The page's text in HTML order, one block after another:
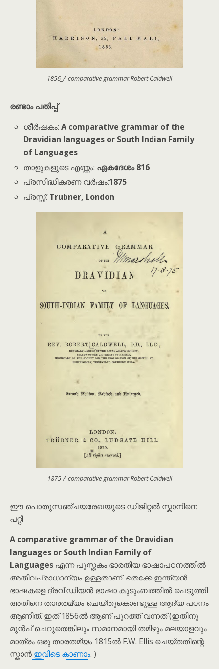
1856_A comparative grammar Robert Caldwell
രണ്ടാം പതിപ്പ്
ശീർഷകം:A comparative grammar of the
Dravidian languages or South Indian Family
of Languages
താളുകളുടെ എണ്ണം: ഏകദേശം 816
പ്രസിദ്ധീകരണ വർഷം:1875
പ്രസ്സ്:Trubner, London
1875-A comparative grammar Robert Caldwell
ഈ പൊതുസഞ്ചയരേഖയുടെ ഡിജിറ്റൽ സ്കാനിനെ
പറ്റി
A comparative grammar of the Dravidian
languages or South Indian Family of
Languages എന്ന പുസ്തകം ഭാരതീയ ഭാഷാപഠനത്തിൽ
അതീവപ്രാധാന്യം ഉള്ളതാണ്. തെക്കേ ഇന്ത്യൻ
ഭാഷകളെ ദ്രവീഡിയൻ ഭാഷാ കുടുംബത്തിൽ പെടുത്തി
അതിനെ താരതമ്യം ചെയ്തുകൊണ്ടുള്ള ആദ്യ പഠനം
ആണിത്. ഇത് 1856ൽ ആണ് പുറത്ത് വന്നത് (ഇതിനു
മുൻപ് ചെറുതെങ്കിലും സമാനമായി തമിഴും മലയാളവും
മാത്രം ഒരു താരതമ്യം 1815ൽ F.W. Ellis ചെയ്തതിന്റെ
സ്കാൻ ഇവിടെ കാണാം. )